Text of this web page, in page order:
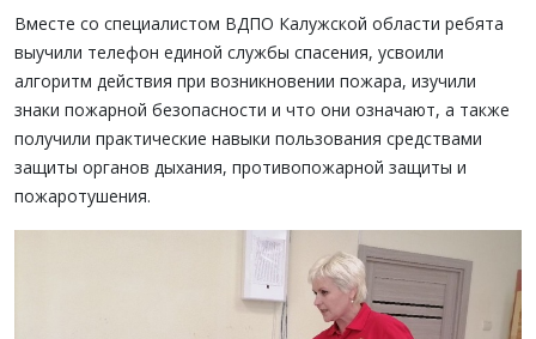
Вместе со специалистом ВДПО Калужской области ребята
выучили телефон единой службы спасения, усвоили
алгоритм действия при возникновении пожара, изучили
знаки пожарной безопасности и что они означают, а также
получили практические навыки пользования средствами
защиты органов дыхания, противопожарной защиты и
пожаротушения.